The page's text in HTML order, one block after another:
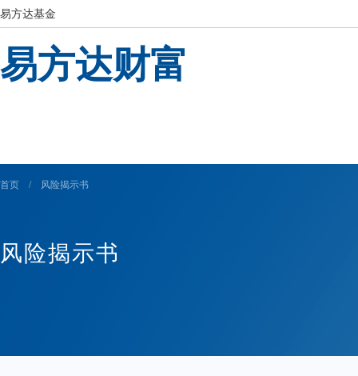
易方达基金
易方达财富
首页 / 风险揭示书
风险揭示书